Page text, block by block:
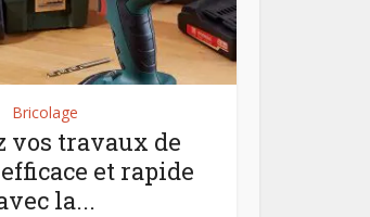
Bricolage
vos travaux de
et rapide
la...